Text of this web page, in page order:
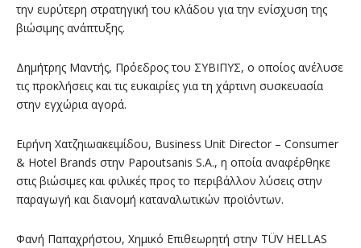
την ευρύτερη στρατηγική του κλάδου για την ενίσχυση της
βιώσιμης ανάπτυξης.
Δημήτρης Μαντής, Πρόεδρος του ΣΥΒΙΠΥΣ, ο οποίος ανέλυσε
τις προκλήσεις και τις ευκαιρίες για τη χάρτινη συσκευασία
στην εγχώρια αγορά.
Ειρήνη Χατζηιωακειμίδου, Business Unit Director – Consumer
& Hotel Brands στην Papoutsanis S.A., η οποία αναφέρθηκε
στις βιώσιμες και φιλικές προς το περιβάλλον λύσεις στην
παραγωγή και διανομή καταναλωτικών προϊόντων.
Φανή Παπαχρήστου, Χημικό Επιθεωρητή στην TÜV HELLAS